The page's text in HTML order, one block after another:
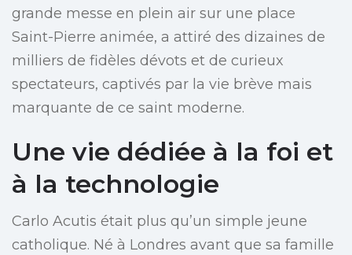
grande messe en plein air sur une place
Saint-Pierre animée, a attiré des dizaines de
milliers de fidèles dévots et de curieux
spectateurs, captivés par la vie brève mais
marquante de ce saint moderne.
Une vie dédiée à la foi et
à la technologie
Carlo Acutis était plus qu’un simple jeune
catholique. Né à Londres avant que sa famille